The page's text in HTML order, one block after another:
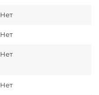
Нет
Нет
Нет
Нет